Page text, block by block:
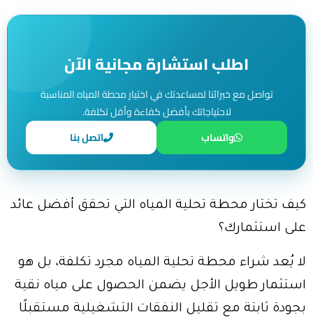
اطلب استشارة مجانية الآن
تواصل مع خبرائنا لمساعدتك في اختيار محطة المياه المناسبة
لاحتياجاتك بأفضل كفاءة وأقل تكلفة.
واتساب
اتصل بنا
كيف تختار محطة تحلية المياه التي تحقق أفضل عائد
على استثمارك؟
لا يُعد شراء محطة تحلية المياه مجرد تكلفة، بل هو
استثمار طويل الأجل يضمن الحصول على مياه نقية
بجودة ثابتة مع تقليل النفقات التشغيلية مستقبلًا